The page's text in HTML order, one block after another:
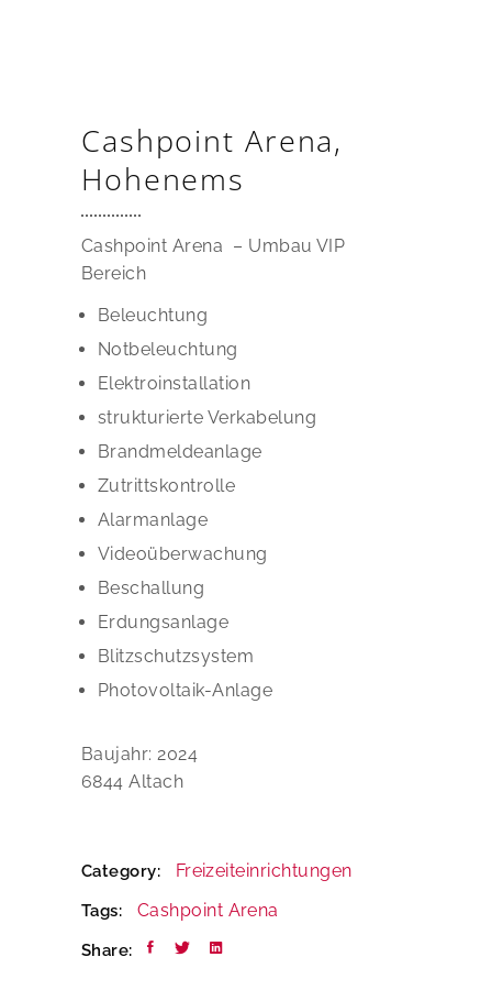
Cashpoint Arena,
Hohenems
Cashpoint Arena – Umbau VIP
Bereich
Beleuchtung
Notbeleuchtung
Elektroinstallation
strukturierte Verkabelung
Brandmeldeanlage
Zutrittskontrolle
Alarmanlage
Videoüberwachung
Beschallung
Erdungsanlage
Blitzschutzsystem
Photovoltaik-Anlage
Baujahr: 2024
6844 Altach
Category: Freizeiteinrichtungen
Tags: Cashpoint Arena
Share: